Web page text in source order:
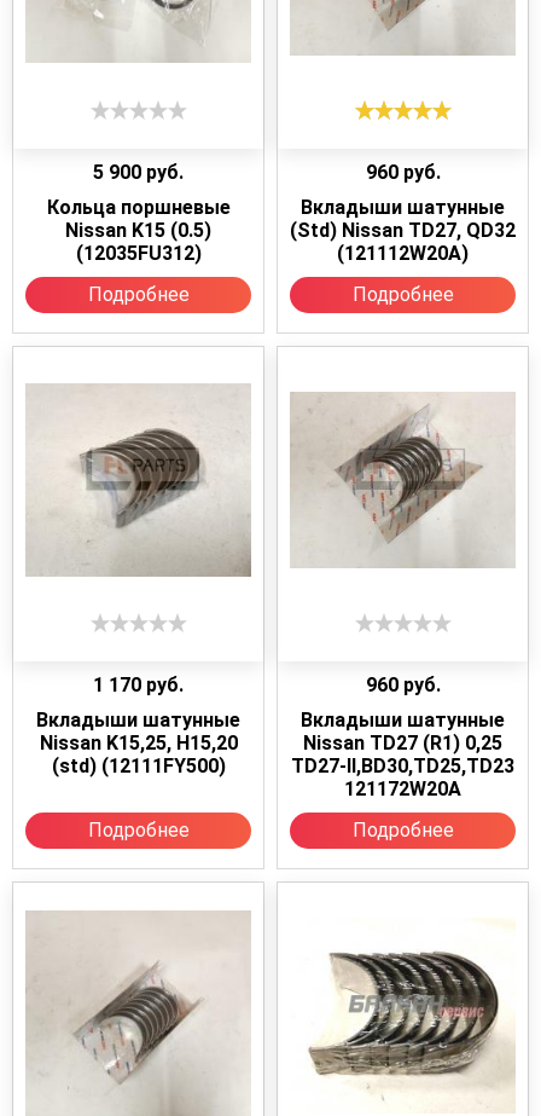
5 900 руб.
Кольца поршневые
Nissan K15 (0.5)
(12035FU312)
Подробнее
960 руб.
Вкладыши шатунные
(Std) Nissan TD27, QD32
(121112W20A)
Подробнее
1 170 руб.
Вкладыши шатунные
Nissan K15,25, H15,20
(std) (12111FY500)
Подробнее
960 руб.
Вкладыши шатунные
Nissan TD27 (R1) 0,25
TD27-II,BD30,TD25,TD23
121172W20A
Подробнее